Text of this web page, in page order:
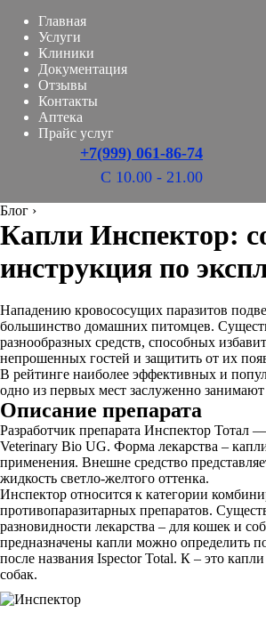
Главная
Услуги
Клиники
Документация
Отзывы
Контакты
Аптека
Прайс услуг
+7(999) 061-86-74
С 10.00 - 21.00
Блог ›
Капли Инспектор:
инструкция по
Нападению кровососущих паразитов
большинство домашних питомцев.
разнообразных средств, способных
непрошенных гостей и защитить от их
В рейтинге наиболее эффективных и
одно из первых мест заслуженно
Описание препарата
Разработчик препарата Инспектор Тотал
Veterinary Bio UG. Форма лекарства –
применения. Внешне средство
жидкость светло-желтого оттенка.
Инспектор относится к категории
противопаразитарных препаратов.
разновидности лекарства – для кошек и
предназначены капли можно определить
после названия Ispector Total. К – это
собак.